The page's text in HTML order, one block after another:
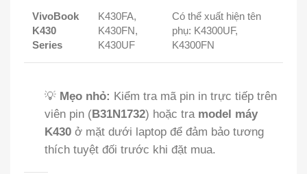
VivoBook
K430
Series
K430FA,
K430FN,
K430UF
Có thể xuất hiện tên
phụ: K4300UF,
K4300FN
💡 Mẹo nhỏ: Kiểm tra mã pin in trực tiếp trên
viên pin (B31N1732) hoặc tra model máy
K430 ở mặt dưới laptop để đảm bảo tương
thích tuyệt đối trước khi đặt mua.